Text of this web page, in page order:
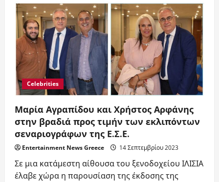
Αρφάνης
και
Μαρία
Αγραπίδου
στην
βραδιά
προς
τιμήν
των
εκλιπόντων
σεναριογράφων
της
Ε.Σ.Ε.
Celebrities
Μαρία Αγραπίδου και Χρήστος Αρφάνης
στην βραδιά προς τιμήν των εκλιπόντων
σεναριογράφων της Ε.Σ.Ε.
Entertainment News Greece 14 Σεπτεμβρίου 2023
Σε μια κατάμεστη αίθουσα του ξενοδοχείου ΙΛΙΣΙΑ
έλαβε χώρα η παρουσίαση της έκδοσης της